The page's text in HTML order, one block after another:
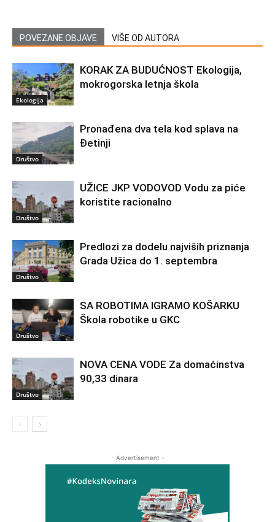
POVEZANE OBJAVE VIŠE OD AUTORA
Ekologija
KORAK ZA BUDUĆNOST Ekologija,
mokrogorska letnja škola
Društvo
Pronađena dva tela kod splava na
Đetinji
Društvo
UŽICE JKP VODOVOD Vodu za piće
koristite racionalno
Društvo
Predlozi za dodelu najviših priznanja
Grada Užica do 1. septembra
Društvo
SA ROBOTIMA IGRAMO KOŠARKU
Škola robotike u GKC
Društvo
NOVA CENA VODE Za domaćinstva
90,33 dinara
- Advertisement -